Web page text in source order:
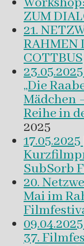
ZUM
21.
RAHMEN
COTTBUS
„Die
Mädchen
Reihe in
2025
SubSorb
20.
Mai im
37.